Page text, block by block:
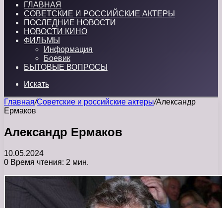
ГЛАВНАЯ
СОВЕТСКИЕ И РОССИЙСКИЕ АКТЕРЫ
ПОСЛЕДНИЕ НОВОСТИ
НОВОСТИ КИНО
ФИЛЬМЫ
Информация
Боевик
БЫТОВЫЕ ВОПРОСЫ
Искать
Главная/Советские и российские актеры/Александр
Ермаков
Александр Ермаков
10.05.2024
0 Время чтения: 2 мин.